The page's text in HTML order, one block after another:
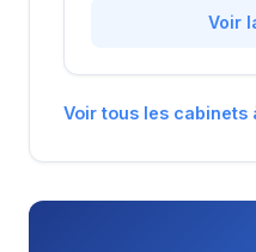
Voir
Voir tous les cabinets